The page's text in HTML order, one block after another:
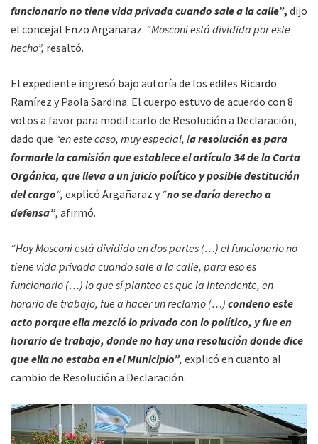
funcionario no tiene vida privada cuando sale a la calle”, dijo
el concejal Enzo Argañaraz. “Mosconi está dividida por este
hecho”, resaltó.
El expediente ingresó bajo autoría de los ediles Ricardo
Ramírez y Paola Sardina. El cuerpo estuvo de acuerdo con 8
votos a favor para modificarlo de Resolución a Declaración,
dado que “en este caso, muy especial, la resolución es para
formarle la comisión que establece el artículo 34 de la Carta
Orgánica, que lleva a un juicio político y posible destitución
del cargo“, explicó Argañaraz y “no se daría derecho a
defensa”, afirmó.
“Hoy Mosconi está dividido en dos partes (…) el funcionario no
tiene vida privada cuando sale a la calle, para eso es
funcionario (…) lo que sí planteo es que la Intendente, en
horario de trabajo, fue a hacer un reclamo (…) condeno este
acto porque ella mezcló lo privado con lo político, y fue en
horario de trabajo, donde no hay una resolución donde dice
que ella no estaba en el Municipio”, explicó en cuanto al
cambio de Resolución a Declaración.